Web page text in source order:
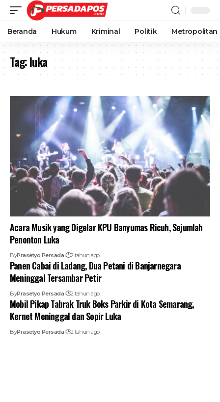
Beranda Hukum Kriminal Politik Metropolitan
Tag:luka
Acara Musik yang Digelar KPU Banyumas Ricuh, Sejumlah
Penonton Luka
ByPrasetyo Persada 2 tahun ago
Panen Cabai di Ladang, Dua Petani di Banjarnegara
Meninggal Tersambar Petir
ByPrasetyo Persada 2 tahun ago
Mobil Pikap Tabrak Truk Boks Parkir di Kota Semarang,
Kernet Meninggal dan Sopir Luka
ByPrasetyo Persada 2 tahun ago